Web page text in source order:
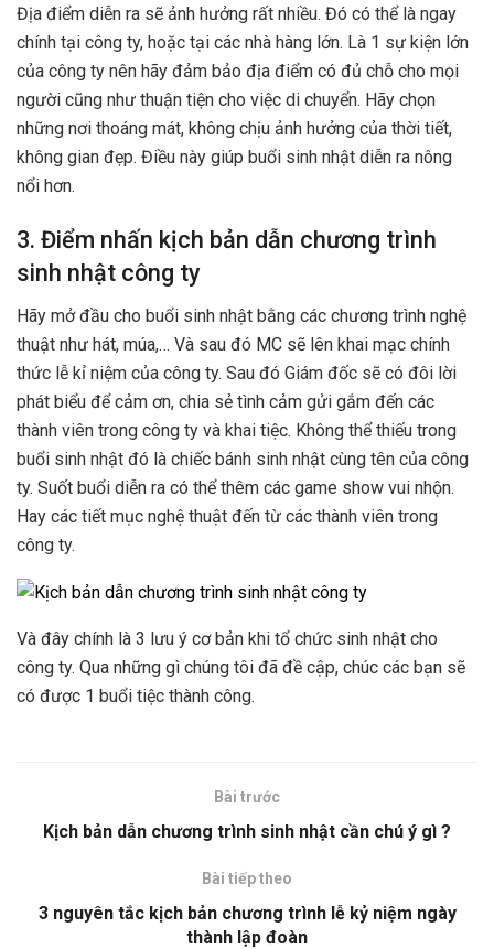
Địa điểm diễn ra sẽ ảnh hưởng rất nhiều. Đó có thể là ngay
chính tại công ty, hoặc tại các nhà hàng lớn. Là 1 sự kiện lớn
của công ty nên hãy đảm bảo địa điểm có đủ chỗ cho mọi
người cũng như thuận tiện cho việc di chuyển. Hãy chọn
những nơi thoáng mát, không chịu ảnh hưởng của thời tiết,
không gian đẹp. Điều này giúp buổi sinh nhật diễn ra nông
nổi hơn.
3. Điểm nhấn kịch bản dẫn chương trình
sinh nhật công ty
Hãy mở đầu cho buổi sinh nhật bằng các chương trình nghệ
thuật như hát, múa,… Và sau đó MC sẽ lên khai mạc chính
thức lễ kỉ niệm của công ty. Sau đó Giám đốc sẽ có đôi lời
phát biểu để cảm ơn, chia sẻ tình cảm gửi gắm đến các
thành viên trong công ty và khai tiệc. Không thể thiếu trong
buổi sinh nhật đó là chiếc bánh sinh nhật cùng tên của công
ty. Suốt buổi diễn ra có thể thêm các game show vui nhộn.
Hay các tiết mục nghệ thuật đến từ các thành viên trong
công ty.
Và đây chính là 3 lưu ý cơ bản khi tổ chức sinh nhật cho
công ty. Qua những gì chúng tôi đã đề cập, chúc các bạn sẽ
có được 1 buổi tiệc thành công.
Bài trước
Kịch bản dẫn chương trình sinh nhật cần chú ý gì ?
Bài tiếp theo
3 nguyên tắc kịch bản chương trình lễ kỷ niệm ngày
thành lập đoàn